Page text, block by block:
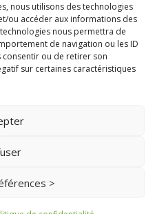
nous utilisons des technologies
ou accéder aux informations des
nous permettra de
de navigation ou les ID
consentir ou de retirer son
sur certaines caractéristiques
>
Tous droits réservés. Droits d'auteur
recevoir l'approbation de l'auteur.